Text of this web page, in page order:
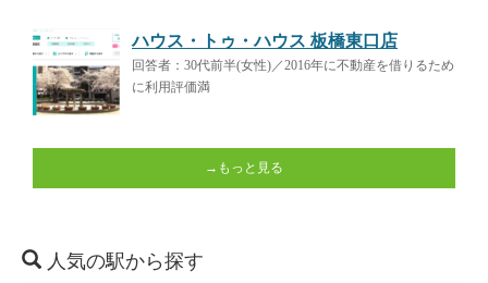
ハウス・トゥ・ハウス 板橋東口店
回答者：30代前半(女性)／2016年に不動産を借りるため
に利用評価満
→もっと見る
人気の駅から探す